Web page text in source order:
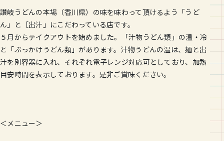
讃岐うどんの本場（香川県）の味を味わって頂けるよう「うど
ん」と［出汁」にこだわっている店です。
５月からテイクアウトを始めました。「汁物うどん類」の温・冷
と「ぶっかけうどん類」があります。汁物うどんの温は、麺と出
汁を別容器に入れ、それぞれ電子レンジ対応可としており、加熱
目安時間を表示しております。是非ご賞味ください。
＜メニュー＞